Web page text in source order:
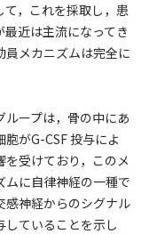
，これを採取し，患
近は主流になってき
員メカニズムは完全に
ループは，骨の中にあ
胞がG-CSF 投与によ
を受けており，このメ
ムに自律神経の一種で
感神経からのシグナル
していることを示し